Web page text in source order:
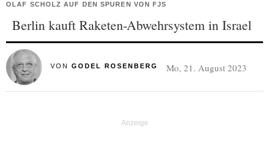
OLAF SCHOLZ AUF DEN SPUREN VON FJS
Berlin kauft Raketen-Abwehrsystem in Israel
VON GODEL ROSENBERG Mo, 21. August 2023